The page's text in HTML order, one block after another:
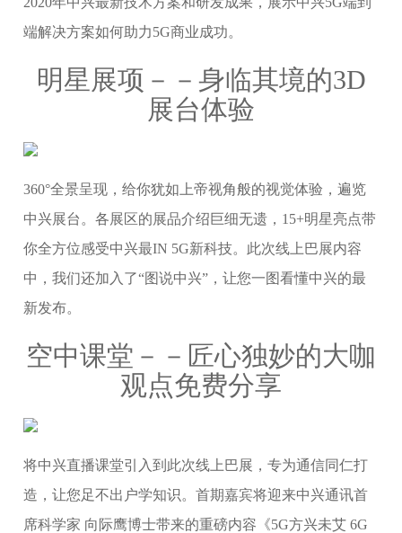
端解决方案如何助力5G商业成功。
明星展项－－身临其境的3D
展台体验
360°全景呈现，给你犹如上帝视角般的视觉体验，遍览
中兴展台。各展区的展品介绍巨细无遗，15+明星亮点带
你全方位感受中兴最IN 5G新科技。此次线上巴展内容
中，我们还加入了“图说中兴”，让您一图看懂中兴的最
新发布。
空中课堂－－匠心独妙的大咖
观点免费分享
将中兴直播课堂引入到此次线上巴展，专为通信同仁打
造，让您足不出户学知识。首期嘉宾将迎来中兴通讯首
席科学家 向际鹰博士带来的重磅内容《5G方兴未艾 6G